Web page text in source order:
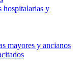
hospitalarias y
mayores y ancianos